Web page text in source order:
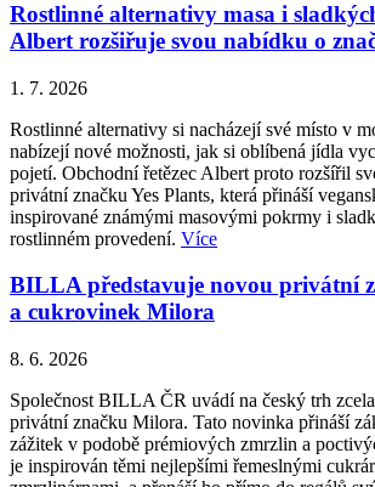
Rostlinné alternativy masa i
Albert rozšiřuje svou nabídku o
1. 7. 2026
Rostlinné alternativy si nacházejí své místo v
nabízejí nové možnosti, jak si oblíbená jídla
pojetí. Obchodní řetězec Albert proto rozšířil
privátní značku Yes Plants, která přináší
inspirované známými masovými pokrmy i
rostlinném provedení. Více
BILLA představuje novou privátní
a cukrovinek Milora
8. 6. 2026
Společnost BILLA ČR uvádí na český trh
privátní značku Milora. Tato novinka přináší
zážitek v podobě prémiových zmrzlin a
je inspirován těmi nejlepšími řemeslnými